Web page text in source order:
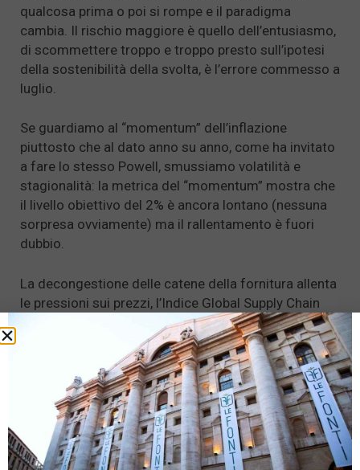
qualcosa prima o poi si rompe e il paradigma
cambia. Il rischio maggiore è quello dell’entusiasmo,
di scommettere troppo e troppo presto sull’ipotesi
della sostenibilità della svolta, è l’errore commesso a
luglio.
Se guardiamo al “momentum” dell’inflazione
piuttosto che al dato anno su anno, come ha invitato
a fare lo stesso Powell, smussiamo volatilità e
stagionalità: la metrica del “momentum” mostra che
il livello obiettivo del 2% è ancora lontano (nessuna
sorpresa ovviamente) ma il rallentamento è fuori
dubbio.
La decongestione delle catene della fornitura allenta
le pressioni sui prezzi, l’Indice Global Supply Chain
della Fed di New York sta rientrando dai picchi di
metà anno, i rischi non sono finiti ma le rilevazioni
vanno nella direzione giusta. Non sappiamo se la
svolta sia davvero dietro l’angolo, sappiamo però che
diversificazione e orizzonte temporale hanno
sempre premiato la pazienza e che sono gli
strumenti più efficaci per scansare il rischio della
compiacenza, dell’ottimismo negligente.